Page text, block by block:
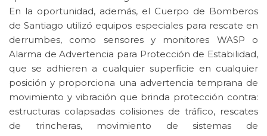
En la oportunidad, además, el Cuerpo de Bomberos
de Santiago utilizó equipos especiales para rescate en
derrumbes, como sensores y monitores WASP o
Alarma de Advertencia para Protección de Estabilidad,
que se adhieren a cualquier superficie en cualquier
posición y proporciona una advertencia temprana de
movimiento y vibración que brinda protección contra:
estructuras colapsadas colisiones de tráfico, rescates
de trincheras, movimiento de sistemas de